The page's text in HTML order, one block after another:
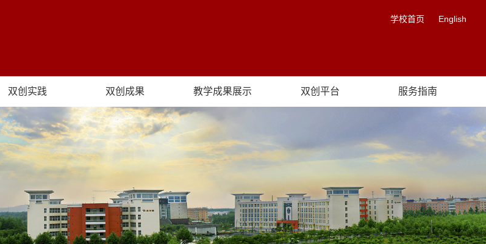
学校首页 English
双创实践 双创成果 教学成果展示 双创平台 服务指南